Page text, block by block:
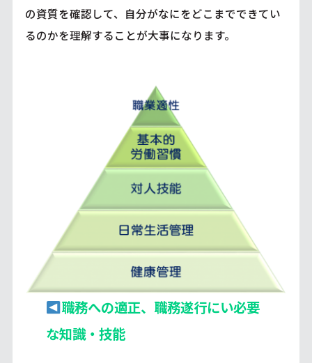
の資質を確認して、自分がなにをどこまでできてい
るのかを理解することが大事になります。
職務への適正、職務遂行にい必要
な知識・技能